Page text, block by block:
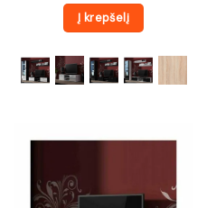
Į krepšelį